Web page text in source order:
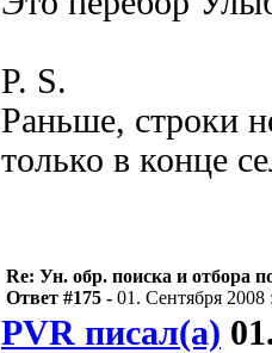
P. S.
Раньше, строки
только в конце
Re: Ун. обр. поиска и отбора
Ответ #175 - 01. Сентября 2008
PVR писал(а)